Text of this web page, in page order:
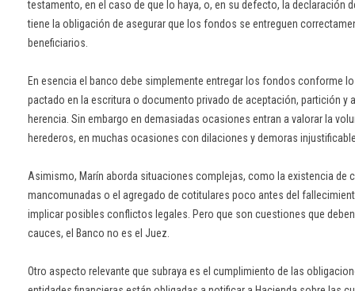
testamento, en el caso de que lo haya, o, en su defecto, la declaración
tiene la obligación de asegurar que los fondos se entreguen
beneficiarios.
En esencia el banco debe simplemente entregar los fondos conforme
pactado en la escritura o documento privado de aceptación, partición y
herencia. Sin embargo en demasiadas ocasiones entran a valorar la
herederos, en muchas ocasiones con dilaciones y demoras
Asimismo, Marín aborda situaciones complejas, como la existencia de
mancomunadas o el agregado de cotitulares poco antes del
implicar posibles conflictos legales. Pero que son cuestiones que
cauces, el Banco no es el Juez.
Otro aspecto relevante que subraya es el cumplimiento de las